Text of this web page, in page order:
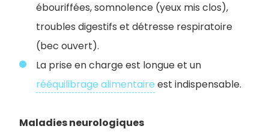
ébouriffées, somnolence (yeux mis clos),
troubles digestifs et détresse respiratoire
(bec ouvert).
La prise en charge est longue et un
rééquilibrage alimentaire est indispensable.
Maladies neurologiques